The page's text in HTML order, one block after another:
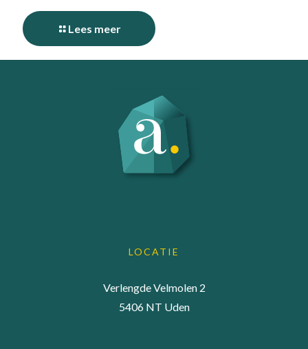
Lees meer
LOCATIE
Verlengde Velmolen 2
5406 NT Uden